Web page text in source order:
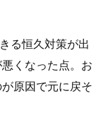
る恒久対策が出
くなった点。お
原因で元に戻そ